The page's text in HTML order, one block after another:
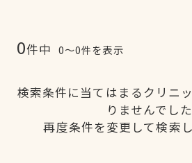
0件中 0〜0件を表示
検索条件に当てはまるクリニ
りませんでした
再度条件を変更して検索